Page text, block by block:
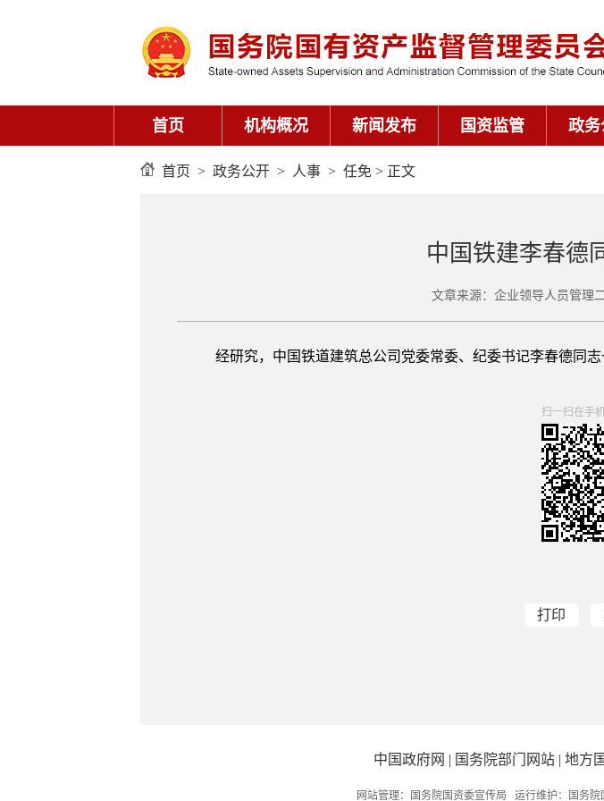
首页 机构概况 新闻发布 国资监管 政务
首页 > 政务公开 > 人事 > 任免 > 正文
中国铁建李春德
文章来源：企业领导人员管
经研究，中国铁道建筑总公司党委常委、纪委书记李春德同志
扫一扫在手
打印